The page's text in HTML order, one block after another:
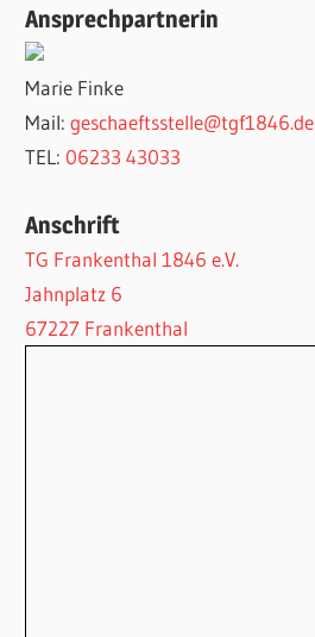
Ansprechpartnerin
Marie Finke
Mail:geschaeftsstelle@tgf1846.de
TEL: 06233 43033
Anschrift
TG Frankenthal 1846 e.V.
Jahnplatz 6
67227 Frankenthal